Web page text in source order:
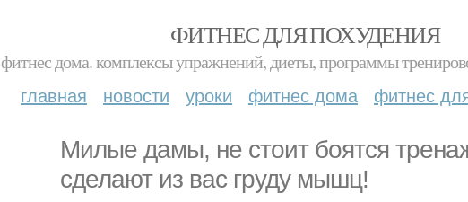
ФИТНЕС ДЛЯ ПОХУДЕНИЯ
фитнес дома. комплексы упражнений, диеты, программы
главная новости уроки фитнес дома фитнес
Милые дамы, не стоит боятся
сделают из вас груду мышц!